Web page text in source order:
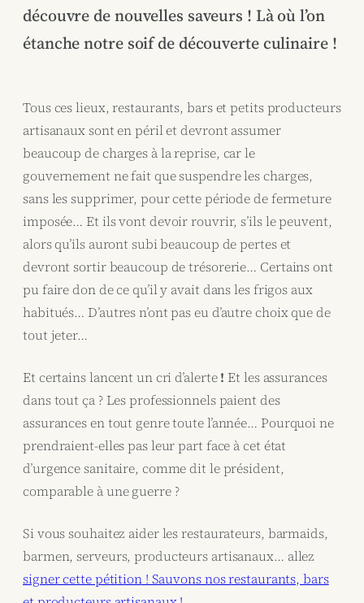
découvre de nouvelles saveurs ! Là où l’on
étanche notre soif de découverte culinaire !
Tous ces lieux, restaurants, bars et petits producteurs
artisanaux sont en péril et devront assumer
beaucoup de charges à la reprise, car le
gouvernement ne fait que suspendre les charges,
sans les supprimer, pour cette période de fermeture
imposée… Et ils vont devoir rouvrir, s’ils le peuvent,
alors qu’ils auront subi beaucoup de pertes et
devront sortir beaucoup de trésorerie… Certains ont
pu faire don de ce qu’il y avait dans les frigos aux
habitués… D’autres n’ont pas eu d’autre choix que de
tout jeter…
Et certains lancent un cri d’alerte! Et les assurances
dans tout ça ? Les professionnels paient des
assurances en tout genre toute l’année… Pourquoi ne
prendraient-elles pas leur part face à cet état
d’urgence sanitaire, comme dit le président,
comparable à une guerre ?
Si vous souhaitez aider les restaurateurs, barmaids,
barmen, serveurs, producteurs artisanaux… allez
signer cette pétition ! Sauvons nos restaurants, bars